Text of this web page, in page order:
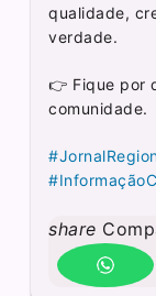
qualidade,
verdade.
👉 Fique por
comunidade.
share